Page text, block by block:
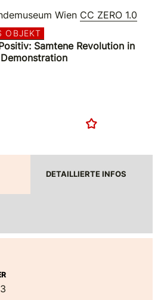
Wien CC ZERO 1.0
OBJEKT
Samtene Revolution in
DETAILLIERTE INFOS